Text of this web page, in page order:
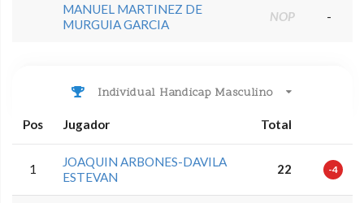
MANUEL MARTINEZ DE
MURGUIA GARCIA
NOP -
Individual Handicap Masculino
Pos Jugador Total
1
JOAQUIN ARBONES-DAVILA
ESTEVAN
22 -4